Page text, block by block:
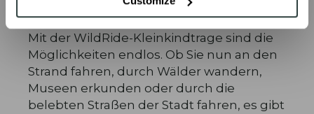
Keine Einschränkungen
Mit der WildRide-Kleinkindtrage sind die
Möglichkeiten endlos. Ob Sie nun an den
Strand fahren, durch Wälder wandern,
Museen erkunden oder durch die
belebten Straßen der Stadt fahren, es gibt